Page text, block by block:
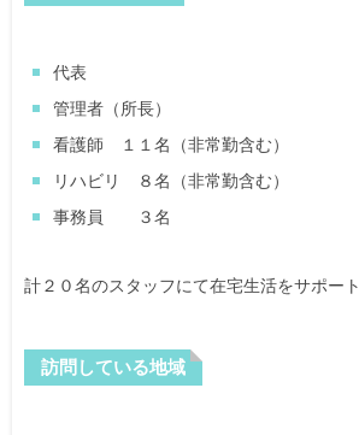
代表
管理者（所長）
看護師 １１名（非常勤含む）
リハビリ ８名（非常勤含む）
事務員 ３名
計２０名のスタッフにて在宅生活をサポート
訪問している地域